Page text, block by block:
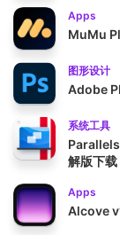
Apps
MuMu
图形设计
Adobe
系统工具
解版下载
Apps
Alcove